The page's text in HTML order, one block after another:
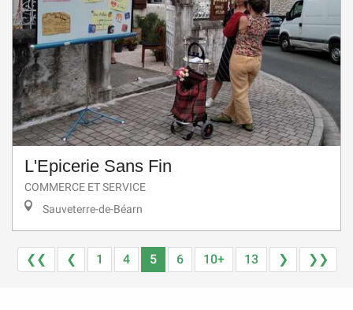
L'Epicerie Sans Fin
COMMERCE ET SERVICE
Sauveterre-de-Béarn
❮❮ ❮ 1 4 5 6 10+ 13 ❯ ❯❯